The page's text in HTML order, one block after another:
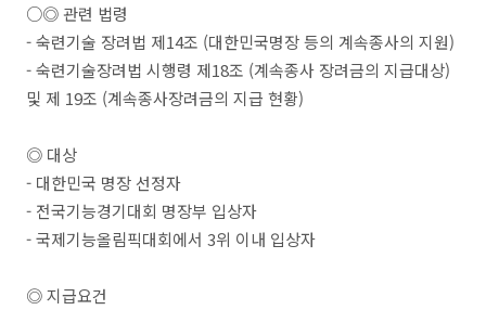
○◎ 관련 법령
- 숙련기술 장려법 제14조 (대한민국명장 등의 계속종사의 지원)
- 숙련기술장려법 시행령 제18조 (계속종사 장려금의 지급대상)
및 제 19조 (계속종사장려금의 지급 현황)
◎ 대상
- 대한민국 명장 선정자
- 전국기능경기대회 명장부 입상자
- 국제기능올림픽대회에서 3위 이내 입상자
◎ 지급요건